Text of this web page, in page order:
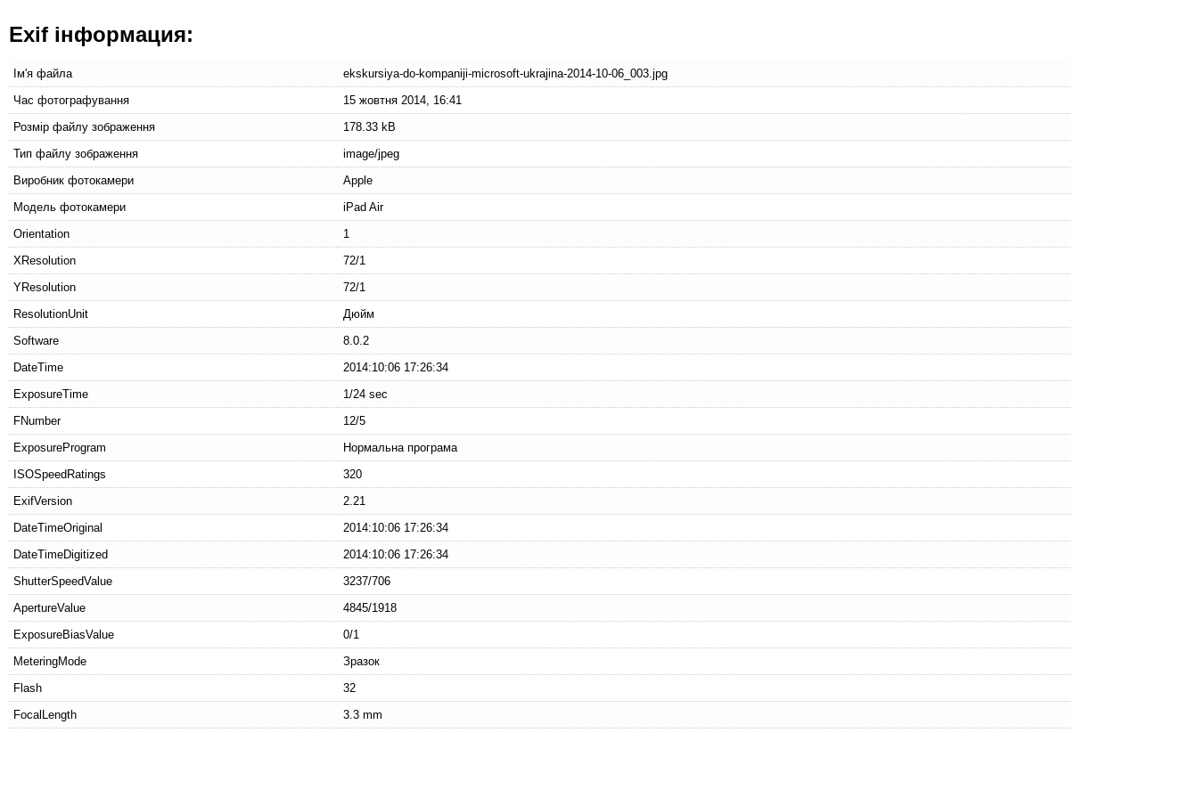
Exif інформация:
Ім'я файла
ekskursiya-do-kompaniji-microsoft-ukrajina-2014-10-06_003.jpg
Час фотографування
15 жовтня 2014, 16:41
Розмір файлу зображення
178.33 kB
Тип файлу зображення
image/jpeg
Виробник фотокамери
Apple
Модель фотокамери
iPad Air
Orientation
1
XResolution
72/1
YResolution
72/1
ResolutionUnit
Дюйм
Software
8.0.2
DateTime
2014:10:06 17:26:34
ExposureTime
1/24 sec
FNumber
12/5
ExposureProgram
Нормальна програма
ISOSpeedRatings
320
ExifVersion
2.21
DateTimeOriginal
2014:10:06 17:26:34
DateTimeDigitized
2014:10:06 17:26:34
ShutterSpeedValue
3237/706
ApertureValue
4845/1918
ExposureBiasValue
0/1
MeteringMode
Зразок
Flash
32
FocalLength
3.3 mm